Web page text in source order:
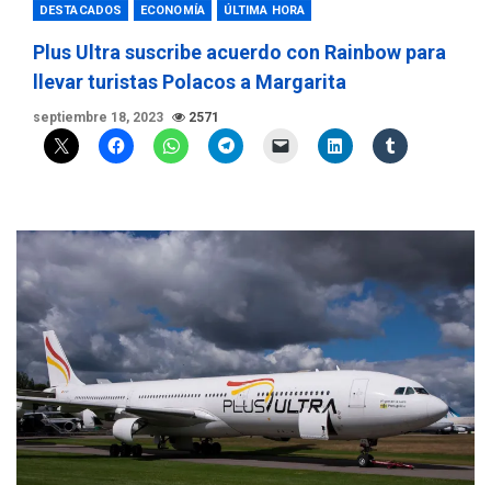
DESTACADOS ECONOMÍA ÚLTIMA HORA
Plus Ultra suscribe acuerdo con Rainbow para
llevar turistas Polacos a Margarita
septiembre 18, 2023 2571